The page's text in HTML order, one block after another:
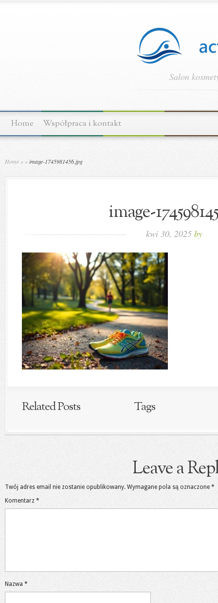
Salon
Home Współpraca i kontakt
Home » »image-1745981456.jpg
image-
kwi 30, 2025 by
Related Posts Tags
Leave a
Twój adres email nie zostanie opublikowany. Wymagane pola są oznaczone *
Komentarz *
Nazwa *